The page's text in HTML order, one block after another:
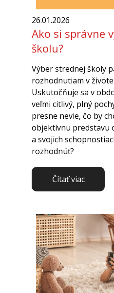
26.01.2026
Ako si správne
školu?
Výber strednej školy
rozhodnutiam v
Uskutočňuje sa v
veľmi citlivý, plný
presne nevie, čo by
objektívnu predstavu
a svojich
rozhodnúť?
Čítať viac